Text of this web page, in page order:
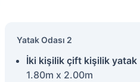
Yatak Odası 2
İki kişilik çift kişilik yatak
1.80m x 2.00m